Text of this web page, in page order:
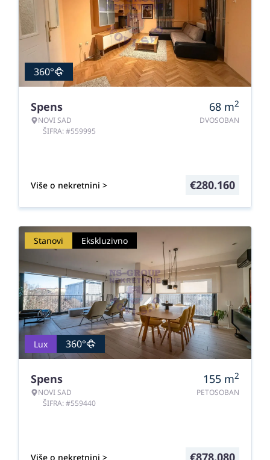
360°
Spens
NOVI SAD
ŠIFRA: #559995
68 m2
DVOSOBAN
Više o nekretnini > €280.160
Stanovi Ekskluzivno
Lux 360°
Spens
NOVI SAD
ŠIFRA: #559440
155 m2
PETOSOBAN
Više o nekretnini > €878.080